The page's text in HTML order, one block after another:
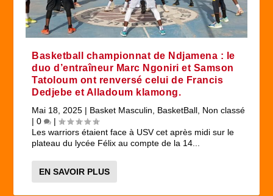
Basketball championnat de Ndjamena : le
duo d’entraîneur Marc Ngoniri et Samson
Tatoloum ont renversé celui de Francis
Dedjebe et Alladoum klamong.
Mai 18, 2025 | Basket Masculin BasketBall Non classé
|0
|
Les warriors étaient face à USV cet après midi sur le
plateau du lycée Félix au compte de la 14...
EN SAVOIR PLUS